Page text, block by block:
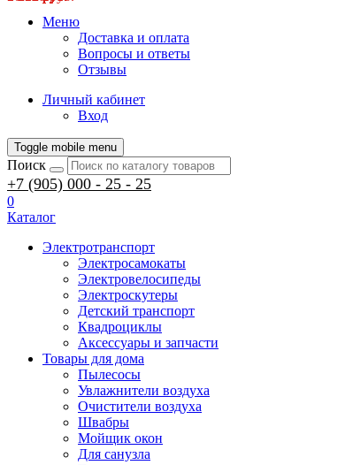
Меню
Доставка и оплата
Вопросы и ответы
Отзывы
Личный кабинет
Вход
Toggle mobile menu
Поиск
+7 (905) 000 - 25 - 25
0
Каталог
Электротранспорт
Электросамокаты
Электровелосипеды
Электроскутеры
Детский транспорт
Квадроциклы
Аксессуары и запчасти
Товары для дома
Пылесосы
Увлажнители воздуха
Очистители воздуха
Швабры
Мойщик окон
Для санузла